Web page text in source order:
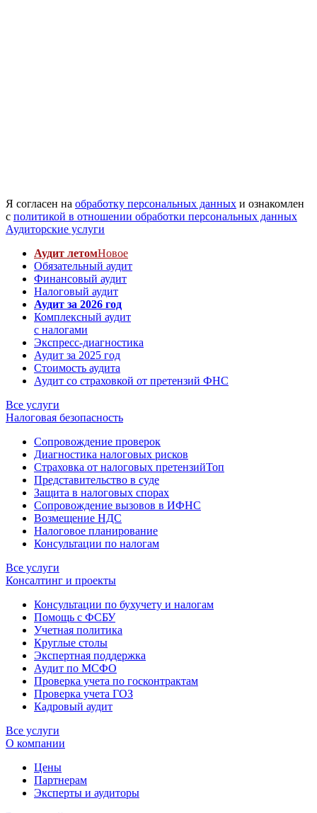
Я согласен на обработку персональных данных и ознакомлен
с политикой в отношении обработки персональных данных
Аудиторские услуги
Аудит летомНовое
Обязательный аудит
Финансовый аудит
Налоговый аудит
Аудит за 2026 год
Комплексный аудит
с налогами
Экспресс-диагностика
Аудит за 2025 год
Стоимость аудита
Аудит со страховкой от претензий ФНС
Все услуги
Налоговая безопасность
Сопровождение проверок
Диагностика налоговых рисков
Страховка от налоговых претензийТоп
Представительство в суде
Защита в налоговых спорах
Сопровождение вызовов в ИФНС
Возмещение НДС
Налоговое планирование
Консультации по налогам
Все услуги
Консалтинг и проекты
Консультации по бухучету и налогам
Помощь с ФСБУ
Учетная политика
Круглые столы
Экспертная поддержка
Аудит по МСФО
Проверка учета по госконтрактам
Проверка учета ГОЗ
Кадровый аудит
Все услуги
О компании
Цены
Партнерам
Эксперты и аудиторы